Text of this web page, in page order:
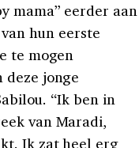
mama” eerder aan
hun eerste
te mogen
deze jonge
“Ik ben in
van Maradi,
Ik zat heel erg